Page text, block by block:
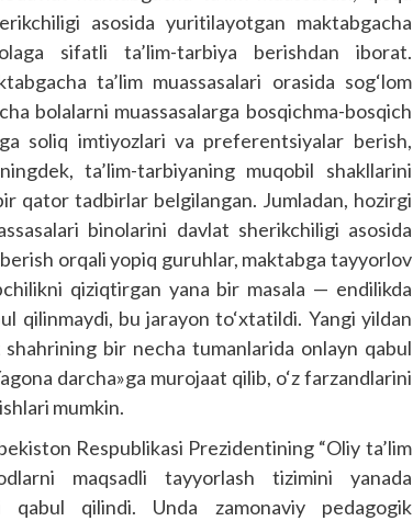
asosida yuritilayotgan maktabgacha
sifatli ta’lim-tarbiya berishdan iborat.
ta’lim muassasalari orasida sog‘lom
bolalarni muassasalarga bosqichma-bosqich
soliq imtiyozlari va preferentsiyalar berish,
ta’lim-tarbiyaning muqobil shakllarini
qator tadbirlar belgilangan. Jumladan, hozirgi
binolarini davlat sherikchiligi asosida
orqali yopiq guruhlar, maktabga tayyorlov
qiziqtirgan yana bir masala — endilikda
qilinmaydi, bu jarayon to‘xtatildi. Yangi yildan
bir necha tumanlarida onlayn qabul
darcha»ga murojaat qilib, o‘z farzandlarini
mumkin.
Respublikasi Prezidentining “Oliy ta’lim
maqsadli tayyorlash tizimini yanada
qabul qilindi. Unda zamonaviy pedagogik